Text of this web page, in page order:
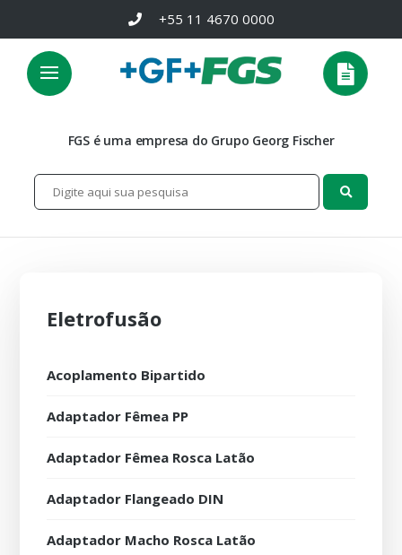
+55 11 4670 0000
FGS é uma empresa do Grupo Georg Fischer
Eletrofusão
Acoplamento Bipartido
Adaptador Fêmea PP
Adaptador Fêmea Rosca Latão
Adaptador Flangeado DIN
Adaptador Macho Rosca Latão